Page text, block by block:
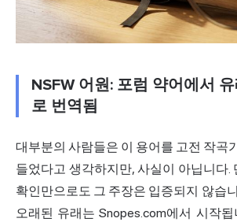
NSFW 어원: 포럼 약어에서
로 번역됨
대부분의 사람들은 이 용어를 고전 작곡
들었다고 생각하지만, 사실이 아닙니다.
확인만으로도 그 주장은 입증되지 않습
오래된 유래는 Snopes.com에서 시작